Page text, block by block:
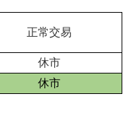
正常交易
休市
休市